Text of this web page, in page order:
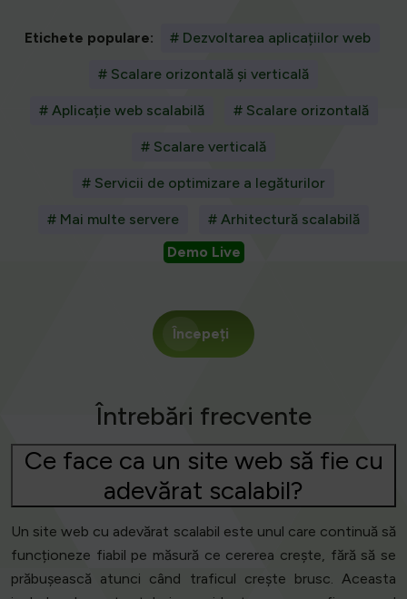
Etichete populare: # Dezvoltarea aplicațiilor web
# Scalare orizontală și verticală
# Aplicație web scalabilă # Scalare orizontală
# Scalare verticală
# Servicii de optimizare a legăturilor
# Mai multe servere
# Arhitectură scalabilă
Demo Live
Începeți
Întrebări frecvente
Ce face ca un site web să fie cu
adevărat scalabil?
Un site web cu adevărat scalabil este unul care continuă să
funcționeze fiabil pe măsură ce cererea crește, fără să se
prăbușească atunci când traficul crește brusc. Aceasta